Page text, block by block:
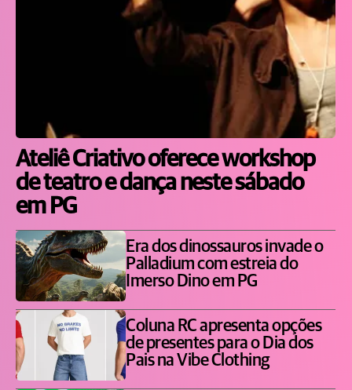
Ateliê Criativo oferece workshop
de teatro e dança neste sábado
em PG
Era dos dinossauros invade o
Palladium com estreia do
Imerso Dino em PG
Coluna RC apresenta opções
de presentes para o Dia dos
Pais na Vibe Clothing